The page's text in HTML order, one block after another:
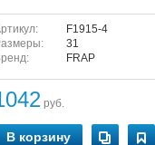
F1915-4
31
FRAP
руб.
В корзину